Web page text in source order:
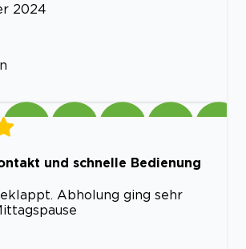
2024
und schnelle Bedienung
Abholung ging sehr